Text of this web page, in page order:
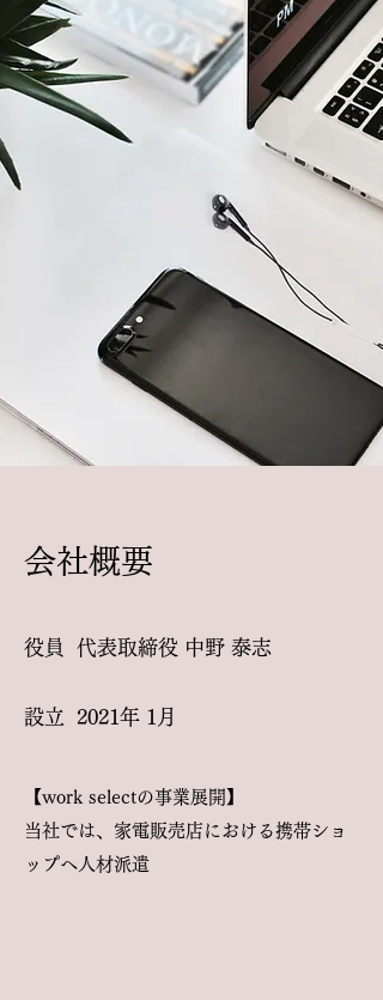
​会社概要
役員 代表取締役 中野 泰志
設立 2021年 1月
【work selectの事業展開】
​当社では、家電販売店における携帯ショ
ップへ人材派遣